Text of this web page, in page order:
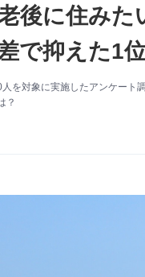
後に住みた
で抑えた1
を対象に実施したアンケー
？